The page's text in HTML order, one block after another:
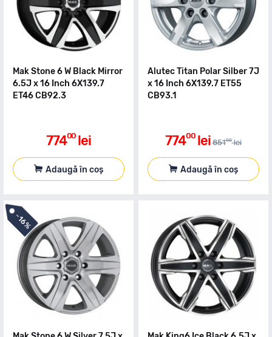
Mak Stone 6 W Black Mirror
6.5J x 16 Inch 6X139.7
ET46 CB92.3
77400 lei
Adaugă în coș
Alutec Titan Polar Silber 7J
x 16 Inch 6X139.7 ET55
CB93.1
77400 lei 85100 lei
Adaugă în coș
-16%